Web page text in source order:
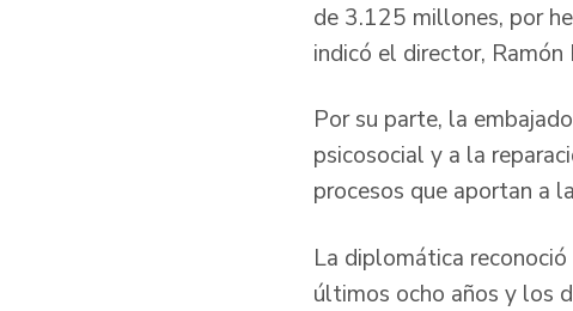
de 3.125 millones, por
indicó el director, Ramón
Por su parte, la
psicosocial y a la
procesos que aportan a
La diplomática
últimos ocho años y los